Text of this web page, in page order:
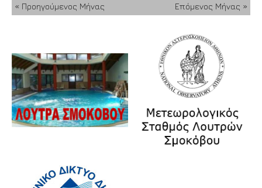
« Προηγούμενος Μήνας
Επόμενος Μήνας »